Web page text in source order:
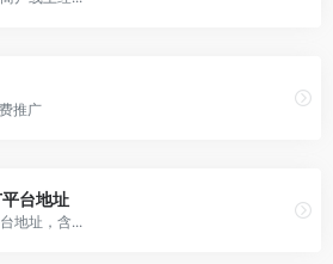
推广
台地址
地址，含...